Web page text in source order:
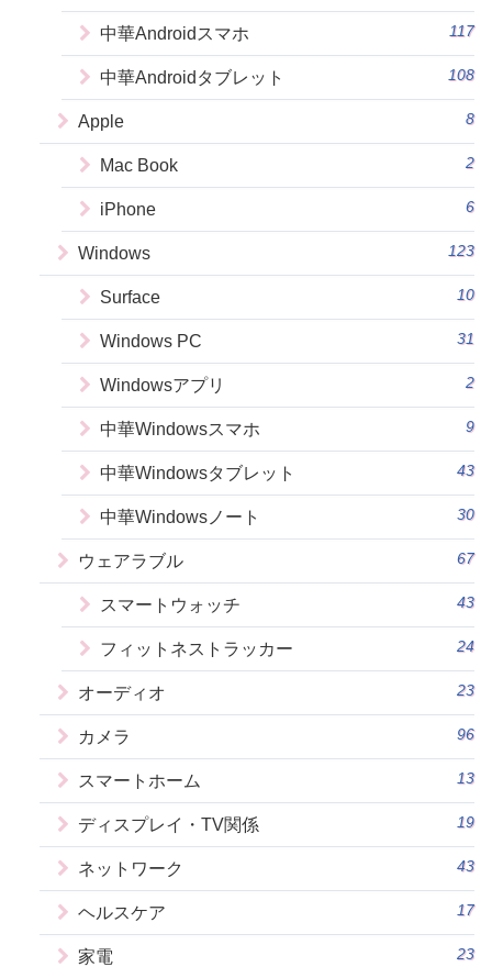
中華Androidスマホ 117
中華Androidタブレット 108
Apple 8
Mac Book 2
iPhone 6
Windows 123
Surface 10
Windows PC 31
Windowsアプリ 2
中華Windowsスマホ 9
中華Windowsタブレット 43
中華Windowsノート 30
ウェアラブル 67
スマートウォッチ 43
フィットネストラッカー 24
オーディオ 23
カメラ 96
スマートホーム 13
ディスプレイ・TV関係 19
ネットワーク 43
ヘルスケア 17
家電 23